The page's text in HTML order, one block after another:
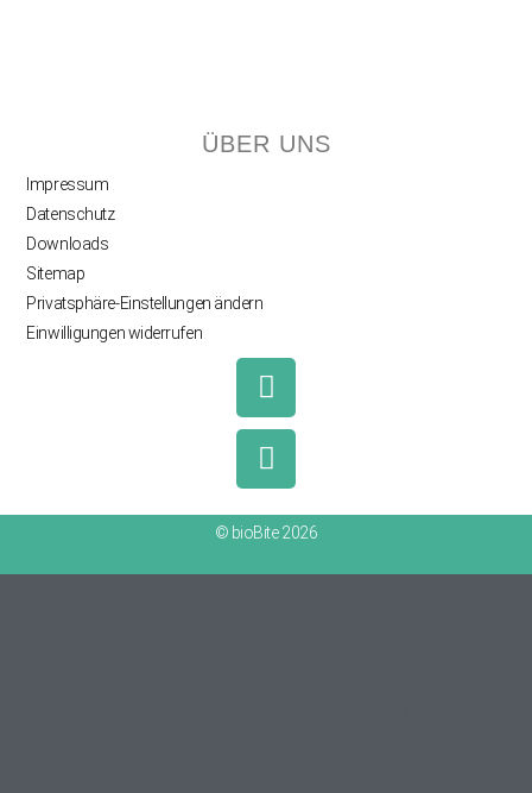
ÜBER UNS
Impressum
Datenschutz
Downloads
Sitemap
Privatsphäre-Einstellungen ändern
Einwilligungen widerrufen
© bioBite 2026